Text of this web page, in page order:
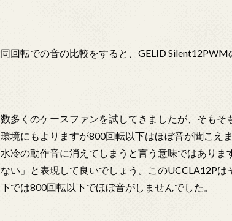
同回転での音の比較をすると、GELID Silent12PWM
数多くのケースファンを試してきましたが、そもそ
環境にもよりますが800回転以下はほぼ音が聞こえ
水冷の動作音に消えてしまうと言う意味ではあり
ない」と表現して良いでしょう。このUCCLA12P
下では800回転以下でほぼ音がしませんでした。